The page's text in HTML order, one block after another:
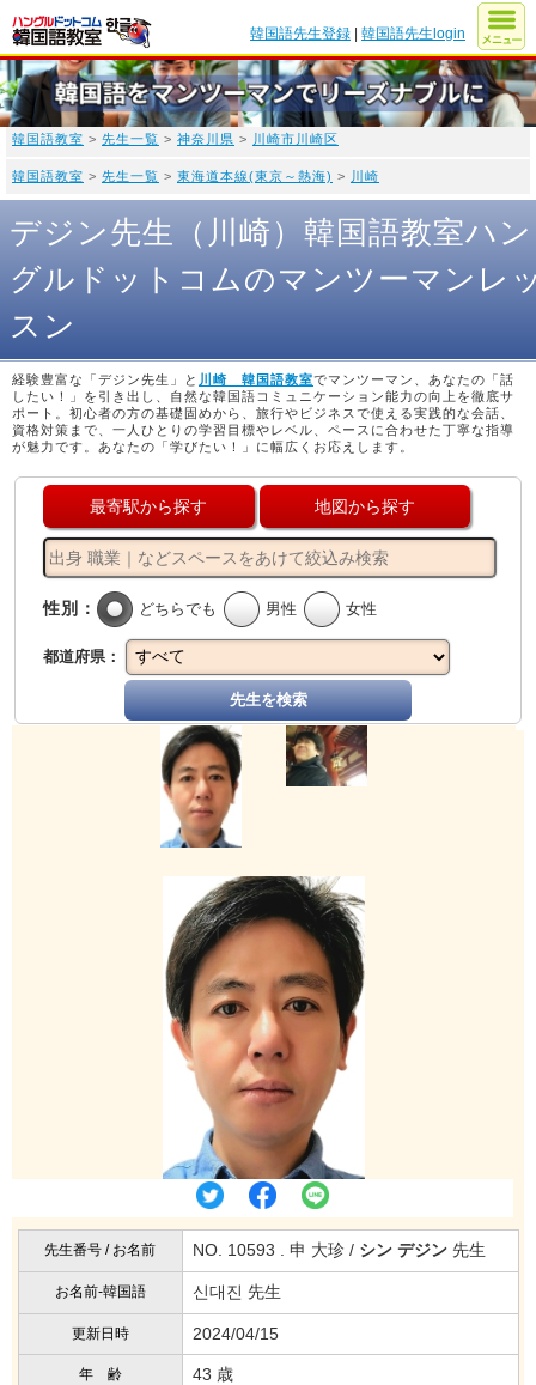
韓国語先生登録 |韓国語先生login
韓国語教室 > 先生一覧 > 神奈川県 > 川崎市川崎区
韓国語教室 > 先生一覧 > 東海道本線(東京～熱海) > 川崎
デジン先生（川崎）韓国語教室ハン
グルドットコムのマンツーマンレ
スン
経験豊富な「デジン先生」と 川崎 韓国語教室でマンツーマン、あなたの「話
したい！」を引き出し、自然な韓国語コミュニケーション能力の向上を徹底サ
ポート。初心者の方の基礎固めから、旅行やビジネスで使える実践的な会話、
資格対策まで、一人ひとりの学習目標やレベル、ペースに合わせた丁寧な指導
が魅力です。あなたの「学びたい！」に幅広くお応えします。
最寄駅から探す 地図から探す
性別： どちらでも 男性 女性
都道府県：
先生を検索
先生番号 / お名前 NO. 10593 . 申 大珍 / シン デジン先生
お名前-韓国語 신대진 先生
更新日時 2024/04/15
年 齢 43 歳